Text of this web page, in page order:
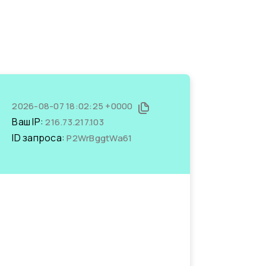
2026-08-07 18:02:25 +0000
Ваш IP:216.73.217.103
ID запроса:P2WrBggtWa61